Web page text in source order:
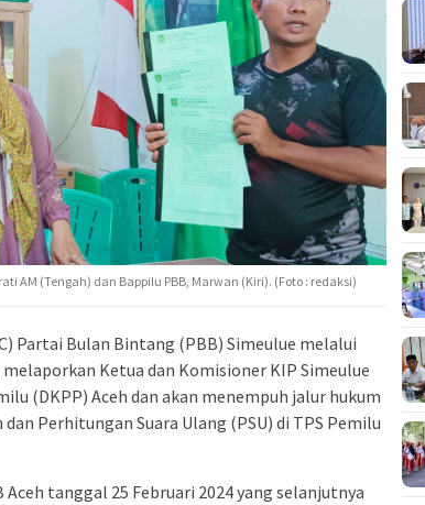
AM (Tengah) dan Bappilu PBB, Marwan (Kiri). (Foto : redaksi)
Partai Bulan Bintang (PBB) Simeulue melalui
Ketua dan Komisioner KIP Simeulue
(DKPP) Aceh dan akan menempuh jalur hukum
Perhitungan Suara Ulang (PSU) di TPS Pemilu
tanggal 25 Februari 2024 yang selanjutnya